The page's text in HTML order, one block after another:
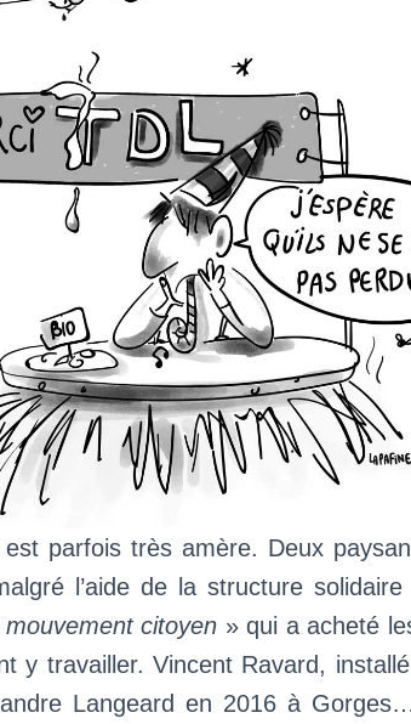
parfois très amère. Deux
l’aide de la structure
mouvement citoyen » qui a acheté
y travailler. Vincent Ravard,
Langeard en 2016 à